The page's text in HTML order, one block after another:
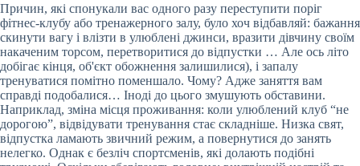
Причин, які спонукали вас одного разу переступити поріг
фітнес-клубу або тренажерного залу, було хоч відбавляй: бажання
скинути вагу і влізти в улюблені джинси, вразити дівчину своїм
накаченим торсом, перетворитися до відпустки … Але ось літо
добігає кінця, об'єкт обожнення залишилися), і запалу
тренуватися помітно поменшало. Чому? Адже заняття вам
справді подобалися… Іноді до цього змушують обставини.
Наприклад, зміна місця проживання: коли улюблений клуб “не
дорогою”, відвідувати тренування стає складніше. Низка свят,
відпустка ламають звичний режим, а повернутися до занять
нелегко. Однак є безліч спортсменів, які долають подібні